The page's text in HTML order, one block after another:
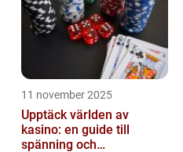
11 november 2025
Upptäck världen av
kasino: en guide till
spänning och